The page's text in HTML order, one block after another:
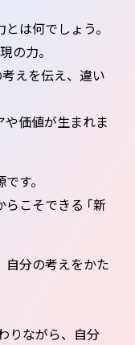
は何でしょう。
の力。
えを伝え、違い
価値が生まれま
す。
こそできる ｢新
自分の考えをかた
りながら、自分